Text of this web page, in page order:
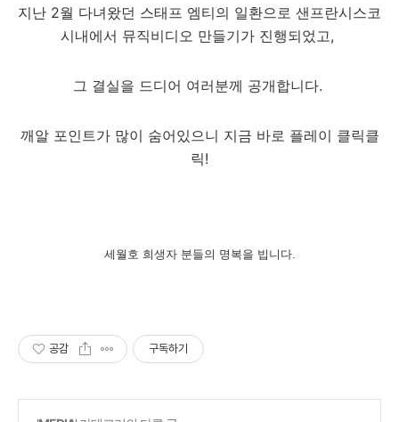
지난 2월 다녀왔던 스태프 엠티의 일환으로 샌프란시스코
시내에서 뮤직비디오 만들기가 진행되었고,
그 결실을 드디어 여러분께 공개합니다.
깨알 포인트가 많이 숨어있으니 지금 바로 플레이 클릭클
릭!
세월호 희생자 분들의 명복을 빕니다.
공감 구독하기